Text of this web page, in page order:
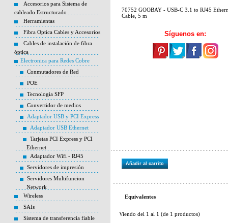
Accesorios para Sistema de
cableado Estructurado
Herramientas
Fibra Optica Cables y Accesorios
Cables de instalación de fibra
óptica
Electronica para Redes Cobre
Conmutadores de Red
POE
Tecnologia SFP
Convertidor de medios
Adaptador USB y PCI Express
Adaptador USB Ethernet
Tarjetas PCI Express y PCI
Ethernet
Adaptador Wifi - RJ45
Servidores de impresión
Servidores Multifuncion
Network
Wireless
SAIs
Sistema de transferencia fiable
70752 GOOBAY - USB-C 3.1 to RJ45
Cable, 5 m
Síguenos en:
Añadir al carrito
Equivalentes
Viendo del 1 al 1 (de 1 productos)